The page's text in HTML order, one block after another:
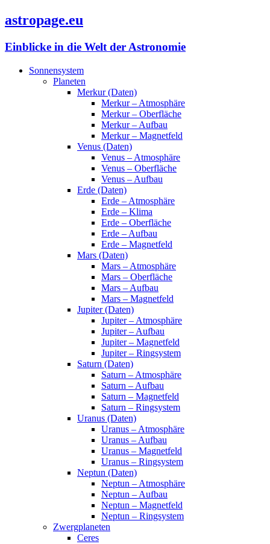
astropage.eu
Einblicke in die Welt der Astronomie
Sonnensystem
Planeten
Merkur (Daten)
Merkur – Atmosphäre
Merkur – Oberfläche
Merkur – Aufbau
Merkur – Magnetfeld
Venus (Daten)
Venus – Atmosphäre
Venus – Oberfläche
Venus – Aufbau
Erde (Daten)
Erde – Atmosphäre
Erde – Klima
Erde – Oberfläche
Erde – Aufbau
Erde – Magnetfeld
Mars (Daten)
Mars – Atmosphäre
Mars – Oberfläche
Mars – Aufbau
Mars – Magnetfeld
Jupiter (Daten)
Jupiter – Atmosphäre
Jupiter – Aufbau
Jupiter – Magnetfeld
Jupiter – Ringsystem
Saturn (Daten)
Saturn – Atmosphäre
Saturn – Aufbau
Saturn – Magnetfeld
Saturn – Ringsystem
Uranus (Daten)
Uranus – Atmosphäre
Uranus – Aufbau
Uranus – Magnetfeld
Uranus – Ringsystem
Neptun (Daten)
Neptun – Atmosphäre
Neptun – Aufbau
Neptun – Magnetfeld
Neptun – Ringsystem
Zwergplaneten
Ceres